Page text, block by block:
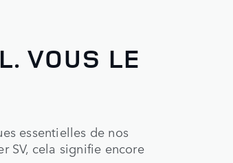
VOUS LE
essentielles de nos
SV, cela signifie encore